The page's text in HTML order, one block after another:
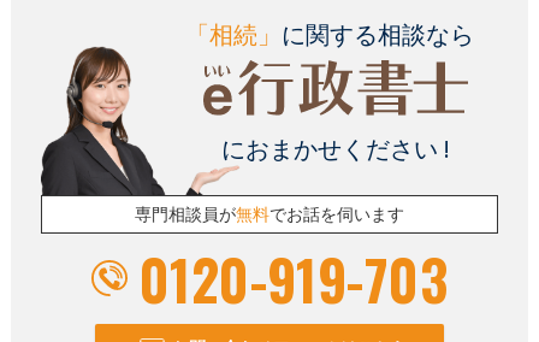
「相続」 に関する相談なら
におまかせください !
専門相談員が無料でお話を伺います
0120-919-703